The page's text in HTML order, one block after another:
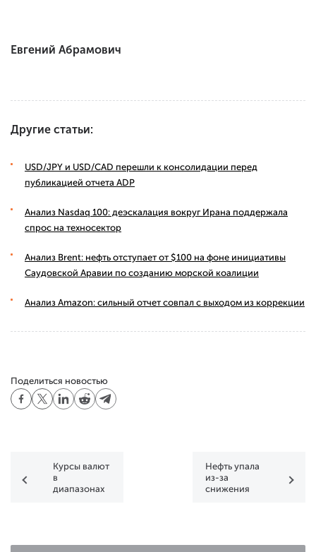
Евгений Абрамович
Другие статьи:
USD/JPY и USD/CAD перешли к консолидации перед
публикацией отчета ADP
Анализ Nasdaq 100: деэскалация вокруг Ирана поддержала
спрос на техносектор
Анализ Brent: нефть отступает от $100 на фоне инициативы
Саудовской Аравии по созданию морской коалиции
Анализ Amazon: сильный отчет совпал с выходом из коррекции
Поделиться новостью
Курсы валют
в
диапазонах
Нефть упала
из-за
снижения